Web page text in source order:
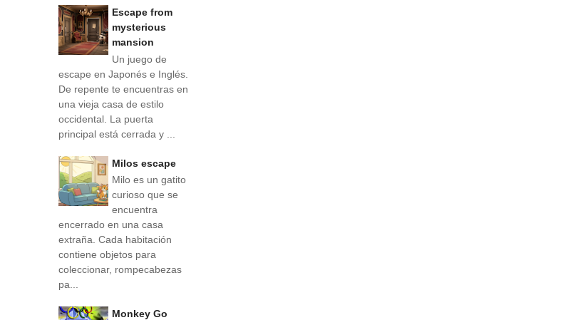
Escape from
mysterious
mansion
Un juego de
escape en Japonés e Inglés.
De repente te encuentras en
una vieja casa de estilo
occidental. La puerta
principal está cerrada y ...
Milos escape
Milo es un gatito
curioso que se
encuentra
encerrado en una casa
extraña. Cada habitación
contiene objetos para
coleccionar, rompecabezas
pa...
Monkey Go